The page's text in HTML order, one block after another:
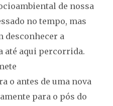
de nossa
no tempo, mas
desconhecer a
até aqui percorrida.
o antes de uma nova
para o pós do